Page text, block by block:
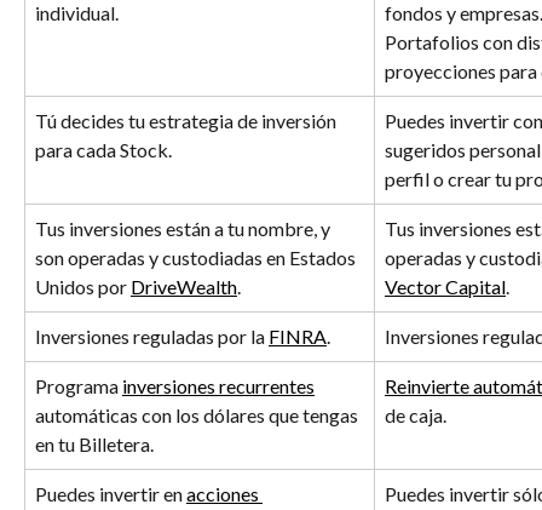
individual.
fondos y
Portafolios con
proyecciones
Tú decides tu estrategia de inversión
para cada Stock.
Puedes invertir
sugeridos
perfil o crear tu
Tus inversiones están a tu nombre, y
son operadas y custodiadas en Estados
Unidos por DriveWealth.
Tus inversiones
operadas y
Vector Capital.
Inversiones reguladas por la FINRA. Inversiones
Programa inversiones recurrentes
automáticas con los dólares que tengas
en tu Billetera.
Reinvierte
de caja.
Puedes invertir en acciones
Puedes invertir